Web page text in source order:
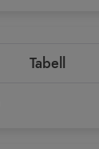
Tabell